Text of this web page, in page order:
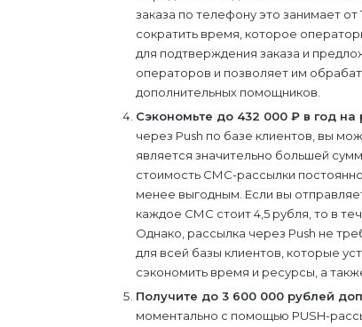
заказа по телефону это занимает
сократить время, которое
для подтверждения заказа и
операторов и позволяет им
дополнительных помощников.
Сэкономьте до 432 000 ₽ в год
через Push по базе клиентов, вы
является значительно большей
стоимость СМС-рассылки
менее выгодным. Если вы
каждое СМС стоит 4,5 рубля, то в
Однако, рассылка через Push не
для всей базы клиентов, которые
сэкономить время и ресурсы, а
Получите до 3 600 000 рублей
моментально с помощью PUSH-